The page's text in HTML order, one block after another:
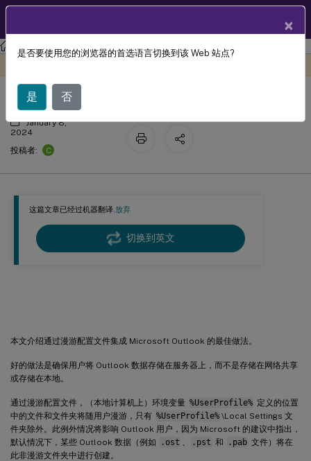
Profile Management Profile Management 2308
这篇文章已经过机器翻译.放弃
切换到英文
本文介绍通过漫游配置文件集成 Microsoft Outlook 的最佳做法。
好的做法是确保用户将 Outlook 数据存储在服务器上，而不是存储在网络共享
或存储在本地。
通过漫游配置文件，（本地计算机上）环境变量 %UserProfile% 定义的位置
中的文件和文件夹将随用户漫游，只有 %UserProfile% \Local Settings 文
件夹除外。此例外情况将影响 Outlook 用户，因为 Microsoft 的建议中指出，
默认情况下，某些 Outlook 数据（例如
.ost .pst 和 .pab 文件）将在
此非漫游文件夹中进行创建。
Profile Management 与 Outlook
January 8,
2024
投稿者:
C
×
是否要使用您的浏览器的首选语言切换到该 Web 站点?
是 否